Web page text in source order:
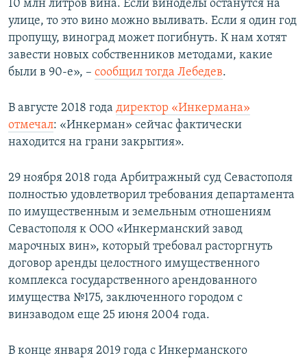
10 млн литров вина. Если виноделы останутся на
улице, то это вино можно выливать. Если я один год
пропущу, виноград может погибнуть. К нам хотят
завести новых собственников методами, какие
были в 90-е», – сообщил тогда Лебедев.
В августе 2018 года директор «Инкермана»
отмечал: «Инкерман» сейчас фактически
находится на грани закрытия».
29 ноября 2018 года Арбитражный суд Севастополя
полностью удовлетворил требования департамента
по имущественным и земельным отношениям
Севастополя к ООО «Инкерманский завод
марочных вин», который требовал расторгнуть
договор аренды целостного имущественного
комплекса государственного арендованного
имущества №175, заключенного городом с
винзаводом еще 25 июня 2004 года.
В конце января 2019 года с Инкерманского